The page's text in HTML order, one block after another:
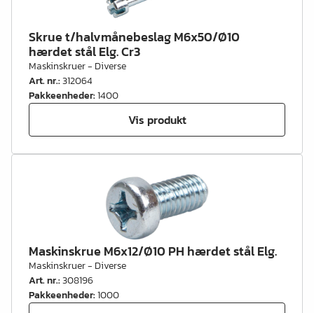
Skrue t/halvmånebeslag M6x50/Ø10
hærdet stål Elg. Cr3
Maskinskruer - Diverse
Art. nr.:312064
Pakkeenheder:1400
Vis produkt
Maskinskrue M6x12/Ø10 PH hærdet stål Elg.
Maskinskruer - Diverse
Art. nr.:308196
Pakkeenheder:1000